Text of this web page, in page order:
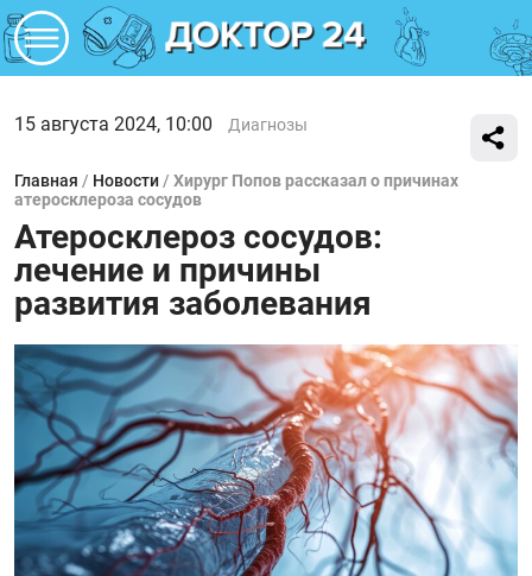
15 августа 2024, 10:00 Диагнозы
Главная / Новости / Хирург Попов рассказал о причинах
атеросклероза сосудов
Атеросклероз сосудов:
лечение и причины
развития заболевания